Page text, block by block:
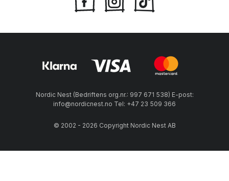
Nordic Nest (Bedriftens org.nr.: 997 671 538) E-post:
info@nordicnest.no Tel: +47 23 509 366
© 2002 - 2026 Copyright Nordic Nest AB